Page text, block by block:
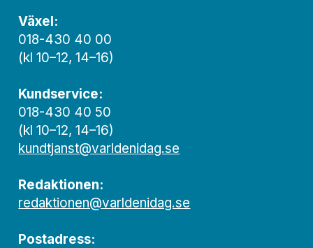
Växel:
018-430 40 00
(kl 10–12, 14–16)
Kundservice:
018-430 40 50
(kl 10–12, 14–16)
kundtjanst@varldenidag.se
Redaktionen:
redaktionen@varldenidag.se
Postadress: